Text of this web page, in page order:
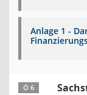
Anlage 1 -
Ö 6